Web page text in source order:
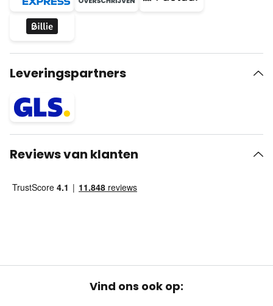
Leveringspartners
Reviews van klanten
Vind ons ook op: